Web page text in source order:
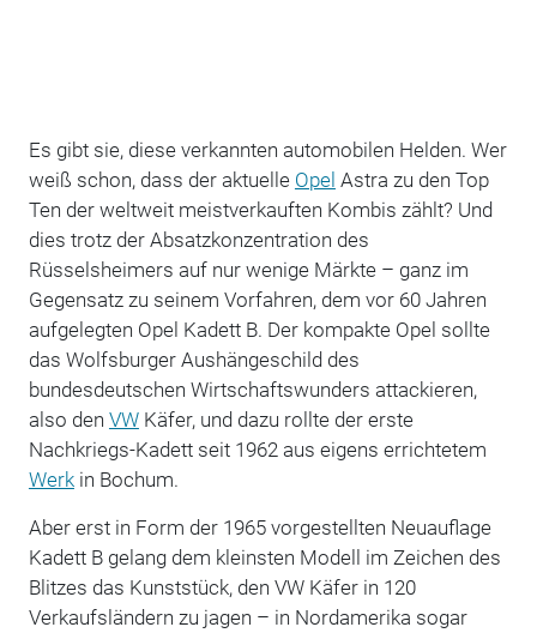
Es gibt sie, diese verkannten automobilen Helden. Wer
weiß schon, dass der aktuelle Opel Astra zu den Top
Ten der weltweit meistverkauften Kombis zählt? Und
dies trotz der Absatzkonzentration des
Rüsselsheimers auf nur wenige Märkte – ganz im
Gegensatz zu seinem Vorfahren, dem vor 60 Jahren
aufgelegten Opel Kadett B. Der kompakte Opel sollte
das Wolfsburger Aushängeschild des
bundesdeutschen Wirtschaftswunders attackieren,
also den VWKäfer, und dazu rollte der erste
Nachkriegs-Kadett seit 1962 aus eigens errichtetem
Werkin Bochum.
Aber erst in Form der 1965 vorgestellten Neuauflage
Kadett B gelang dem kleinsten Modell im Zeichen des
Blitzes das Kunststück, den VW Käfer in 120
Verkaufsländern zu jagen – in Nordamerika sogar